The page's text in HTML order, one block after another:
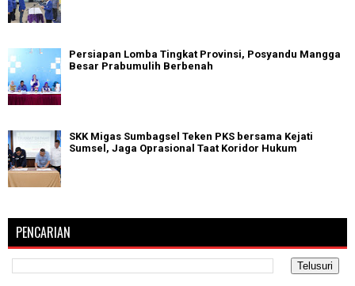
Persiapan Lomba Tingkat Provinsi, Posyandu Mangga
Besar Prabumulih Berbenah
SKK Migas Sumbagsel Teken PKS bersama Kejati
Sumsel, Jaga Oprasional Taat Koridor Hukum
PENCARIAN